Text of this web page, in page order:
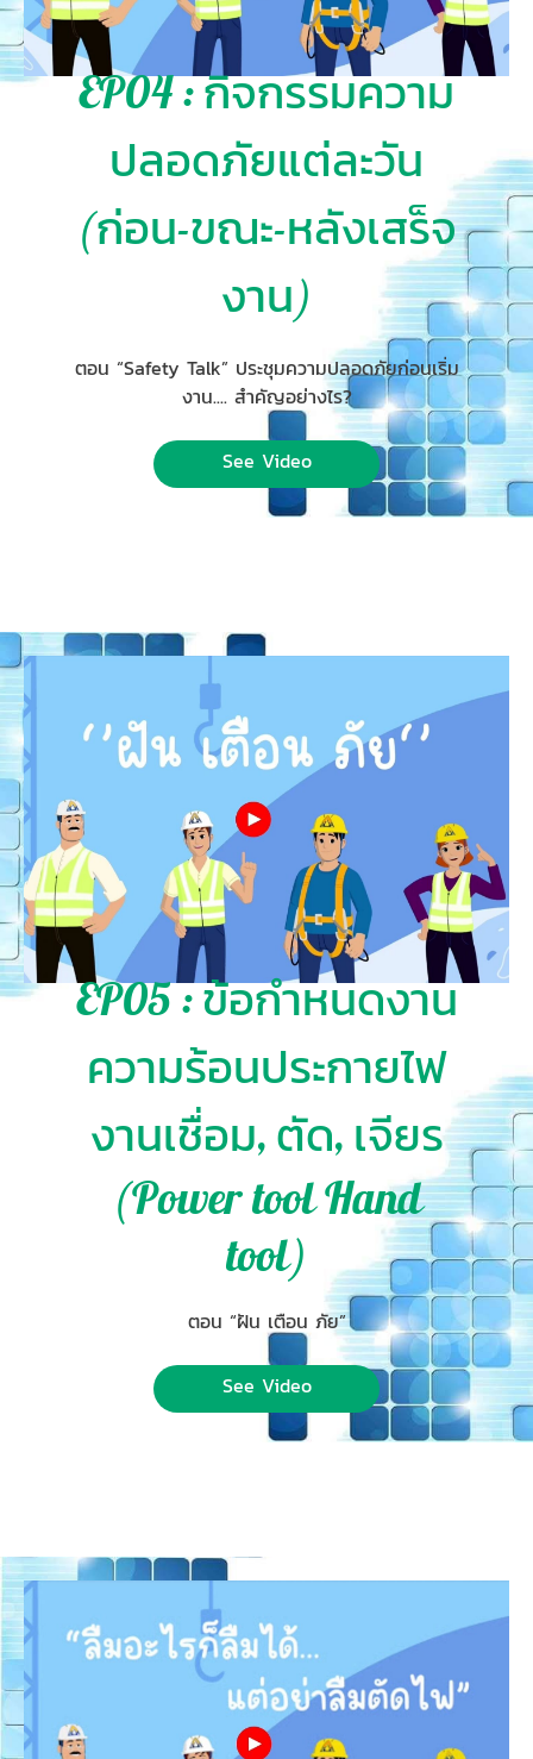
EP04 : กิจกรรมความ
ปลอดภัยแต่ละวัน
(ก่อน-ขณะ-หลังเสร็จ
งาน)
ตอน “Safety Talk” ประชุมความปลอดภัยก่อนเริ่ม
งาน.... สำคัญอย่างไร?
See Video
EP05 : ข้อกำหนดงาน
ความร้อนประกายไฟ
งานเชื่อม, ตัด, เจียร
(Power tool Hand
tool)
ตอน “ฝัน เตือน ภัย”
See Video